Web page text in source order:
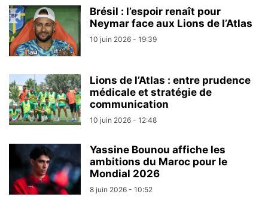
Brésil : l’espoir renaît pour
Neymar face aux Lions de l’Atlas
10 juin 2026 - 19:39
Lions de l’Atlas : entre prudence
médicale et stratégie de
communication
10 juin 2026 - 12:48
Yassine Bounou affiche les
ambitions du Maroc pour le
Mondial 2026
8 juin 2026 - 10:52